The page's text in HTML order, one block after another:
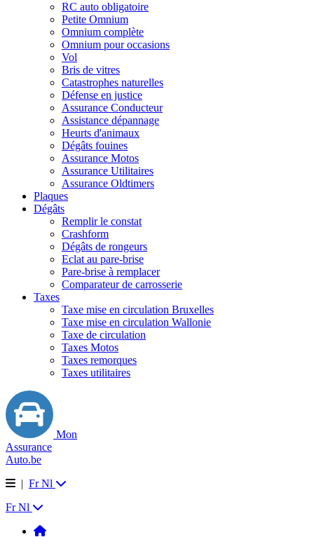
RC auto obligatoire
Petite Omnium
Omnium complète
Omnium pour occasions
Vol
Bris de vitres
Catastrophes naturelles
Défense en justice
Assurance Conducteur
Assistance dépannage
Heurts d'animaux
Dégâts fouines
Assurance Motos
Assurance Utilitaires
Assurance Oldtimers
Plaques
Dégâts
Remplir le constat
Crashform
Dégâts de rongeurs
Eclat au pare-brise
Pare-brise à remplacer
Comparateur de carrosserie
Taxes
Taxe mise en circulation Bruxelles
Taxe mise en circulation Wallonie
Taxe de circulation
Taxes Motos
Taxes remorques
Taxes utilitaires
Mon
Assurance
Auto.be
| Fr Nl
Fr Nl